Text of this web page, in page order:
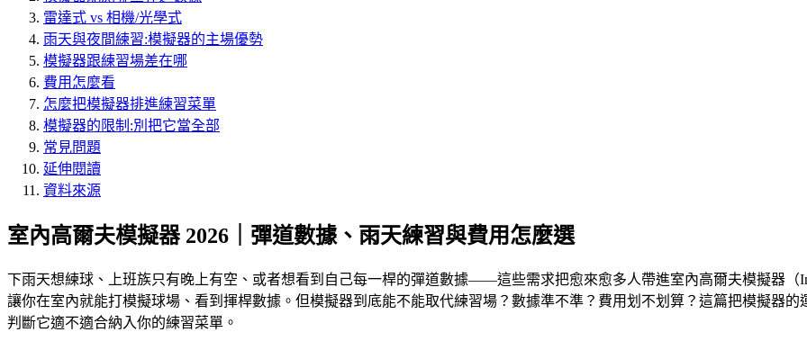
雷達式 vs 相機/光學式
雨天與夜間練習:模擬器的主場優勢
模擬器跟練習場差在哪
費用怎麼看
怎麼把模擬器排進練習菜單
模擬器的限制:別把它當全部
常見問題
延伸閱讀
資料來源
室內高爾夫模擬器 2026｜彈道數據、雨天練習與費用怎麼選
下雨天想練球、上班族只有晚上有空、或者想看到自己每一桿的彈道數據——這些需求把愈來愈多人帶進室內高爾夫模擬器（
讓你在室內就能打模擬球場、看到揮桿數據。但模擬器到底能不能取代練習場？數據準不準？費用划不划算？這篇把模擬器
判斷它適不適合納入你的練習菜單。